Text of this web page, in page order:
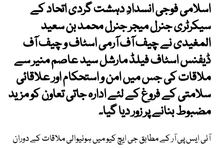
اسلامی فوجی انسدادِ دہشت گردی اتحاد کے
سیکرٹری جنرل میجر جنرل محمد بن سعید
المغیدی نے چیف آف آرمی اسٹاف و چیف آف
ڈیفنس اسٹاف فیلڈ مارشل سید عاصم منیر سے
ملاقات کی جس میں امن و استحکام اور علاقائی
سلامتی کے فروغ کے لئے ادارہ جاتی تعاون کو مزید
مضبوط بنانے پر زور دیا گیا۔
آئی ایس پی آر کے مطابق جی ایچ کیو میں ہونیوالی ملاقات کے دوران